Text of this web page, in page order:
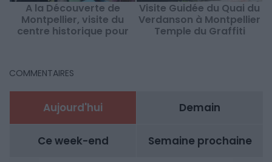
A la Découverte de
Montpellier, visite du
centre historique pour
Visite Guidée du Quai du
Verdanson à Montpellier
Temple du Graffiti
COMMENTAIRES
Aujourd'hui Demain
Ce week-end Semaine prochaine